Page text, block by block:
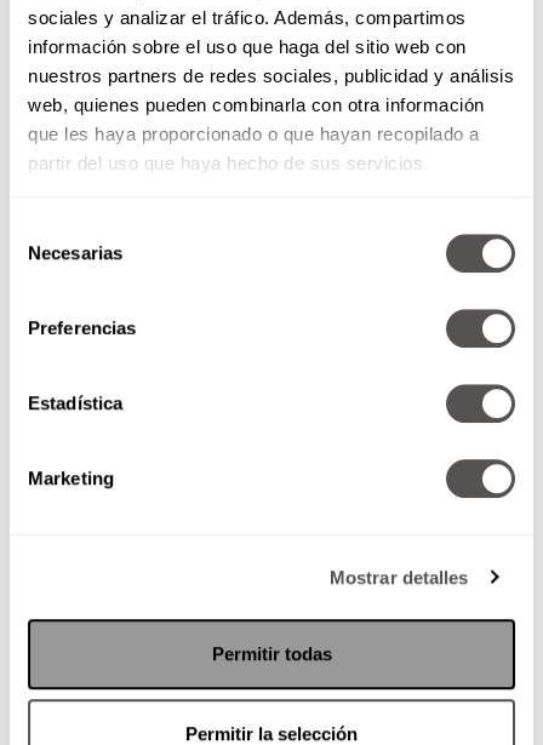
sociales y analizar el tráfico. Además, compartimos
información sobre el uso que haga del sitio web con
nuestros partners de redes sociales, publicidad y análisis
web, quienes pueden combinarla con otra información
que les haya proporcionado o que hayan recopilado a
partir del uso que haya hecho de sus servicios.
Necesarias
Preferencias
Estadística
Marketing
Mostrar detalles
Permitir todas
Permitir la selección
Visita del Papa Francisco a
Brasil